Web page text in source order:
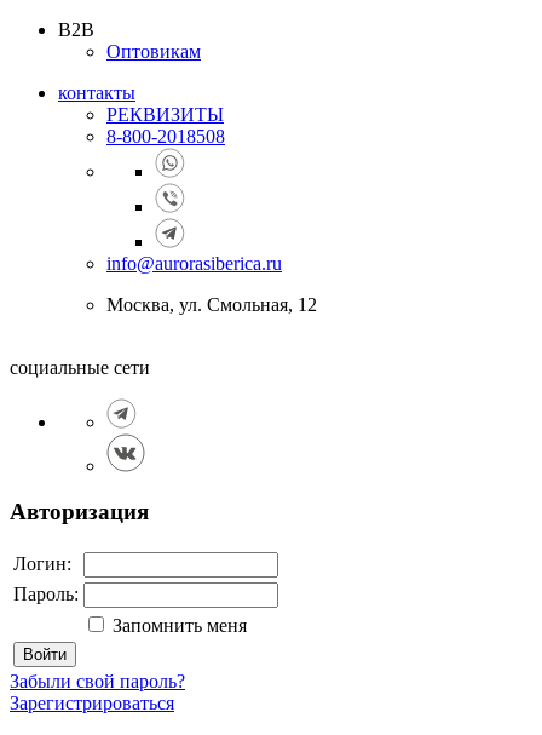
B2B
Оптовикам
контакты
РЕКВИЗИТЫ
8-800-2018508
info@aurorasiberica.ru
Москва, ул. Смольная, 12
социальные сети
Авторизация
Логин:
Пароль:
Запомнить меня
Войти
Забыли свой пароль?
Зарегистрироваться